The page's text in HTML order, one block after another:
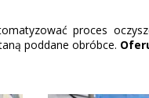
proces
poddane obróbce.